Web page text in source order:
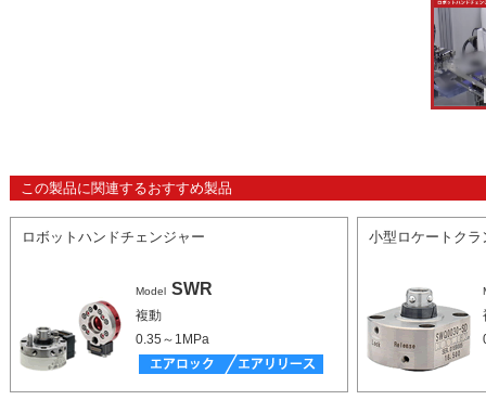
この製品に関連するおすすめ製品
ロボットハンドチェンジャー
Model SWR
複動
0.35～1MPa
小型ロケートクラ